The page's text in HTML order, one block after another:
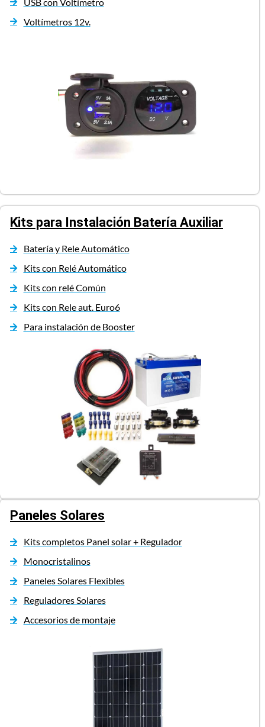
Voltímetros 12v.
Kits para Instalación Batería Auxiliar
Batería y Rele Automático
Kits con Relé Automático
Kits con relé Común
Kits con Rele aut. Euro6
Para instalación de Booster
Paneles Solares
Kits completos Panel solar + Regulador
Monocristalinos
Paneles Solares Flexibles
Reguladores Solares
Accesorios de montaje